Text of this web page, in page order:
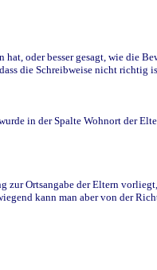
oder besser gesagt, wie die
die Schreibweise nicht richtig
in der Spalte Wohnort der
Ortsangabe der Eltern
kann man aber von der